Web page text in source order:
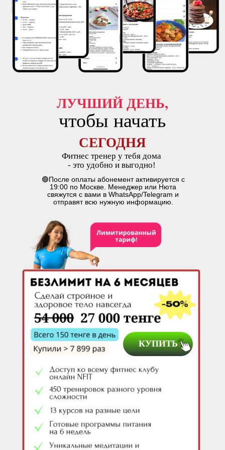
ЛУЧШИЙ ДЕНЬ,
СЕГОДНЯ
чтобы начать
Фитнес тренер у тебя дома
- это удобно и выгодно!
🟢После оплаты абонемент активируется с
19:00 по Москве. Менеджер или Нюта
свяжутся с вами в WhatsApp/Telegram и
отправят всю нужную информацию.
КУПИТЬ